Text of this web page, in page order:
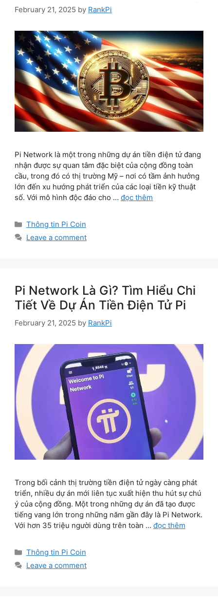
February 21, 2025 by RankPi
Pi Network là một trong những dự án tiền điện tử đang
nhận được sự quan tâm đặc biệt của cộng đồng toàn
cầu, trong đó có thị trường Mỹ – nơi có tầm ảnh hưởng
lớn đến xu hướng phát triển của các loại tiền kỹ thuật
số. Với mô hình độc đáo cho … đọc thêm
Categories
Thông tin Pi Coin
Leave a comment
Pi Network Là Gì? Tìm Hiểu Chi
Tiết Về Dự Án Tiền Điện Tử Pi
February 21, 2025 by RankPi
Trong bối cảnh thị trường tiền điện tử ngày càng phát
triển, nhiều dự án mới liên tục xuất hiện thu hút sự chú
ý của cộng đồng. Một trong những dự án đã tạo được
tiếng vang lớn trong những năm gần đây là Pi Network.
Với hơn 35 triệu người dùng trên toàn … đọc thêm
Categories
Thông tin Pi Coin
Leave a comment